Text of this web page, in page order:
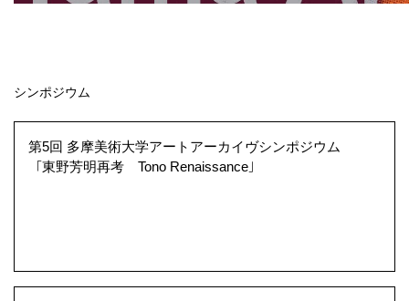
第5回 多摩美術大学アートアーカイヴシンポジウム
「東野芳明再考 Tono Renaissance」